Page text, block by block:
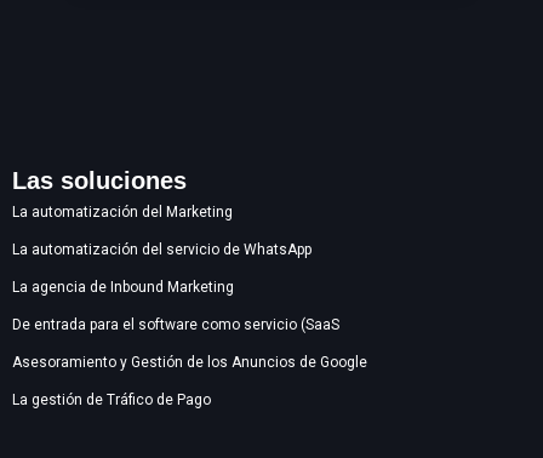
Las soluciones
La automatización del Marketing
La automatización del servicio de WhatsApp
La agencia de Inbound Marketing
De entrada para el software como servicio (SaaS
Asesoramiento y Gestión de los Anuncios de Google
La gestión de Tráfico de Pago